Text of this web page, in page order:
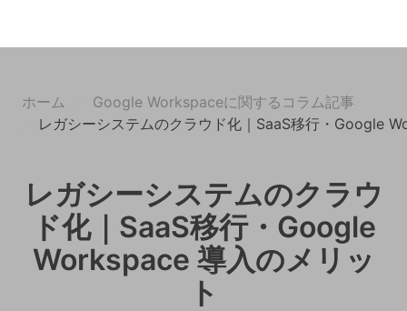
ホーム
Google Workspaceに関するコラム記事
レガシーシステムのクラウド化｜SaaS移行・Google
レガシーシステムのクラウ
ド化｜SaaS移行・Google
Workspace 導入のメリッ
ト